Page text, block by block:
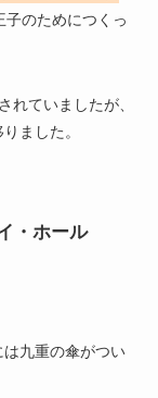
のためにつくっ
れていましたが、
ました。
・ホール
九重の傘がつい